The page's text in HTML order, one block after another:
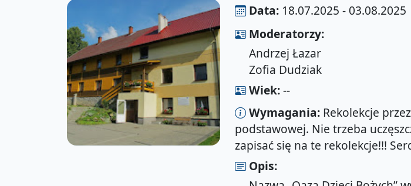
Data: 18.07.2025 - 03.08.2025
Moderatorzy:
Andrzej Łazar
Zofia Dudziak
Wiek:--
Wymagania: Rekolekcje
podstawowej. Nie trzeba
zapisać się na te rekolekcje!!!
Opis: